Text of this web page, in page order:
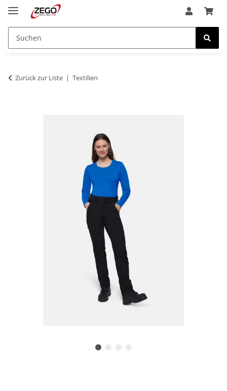
Zurück zur Liste Textilien